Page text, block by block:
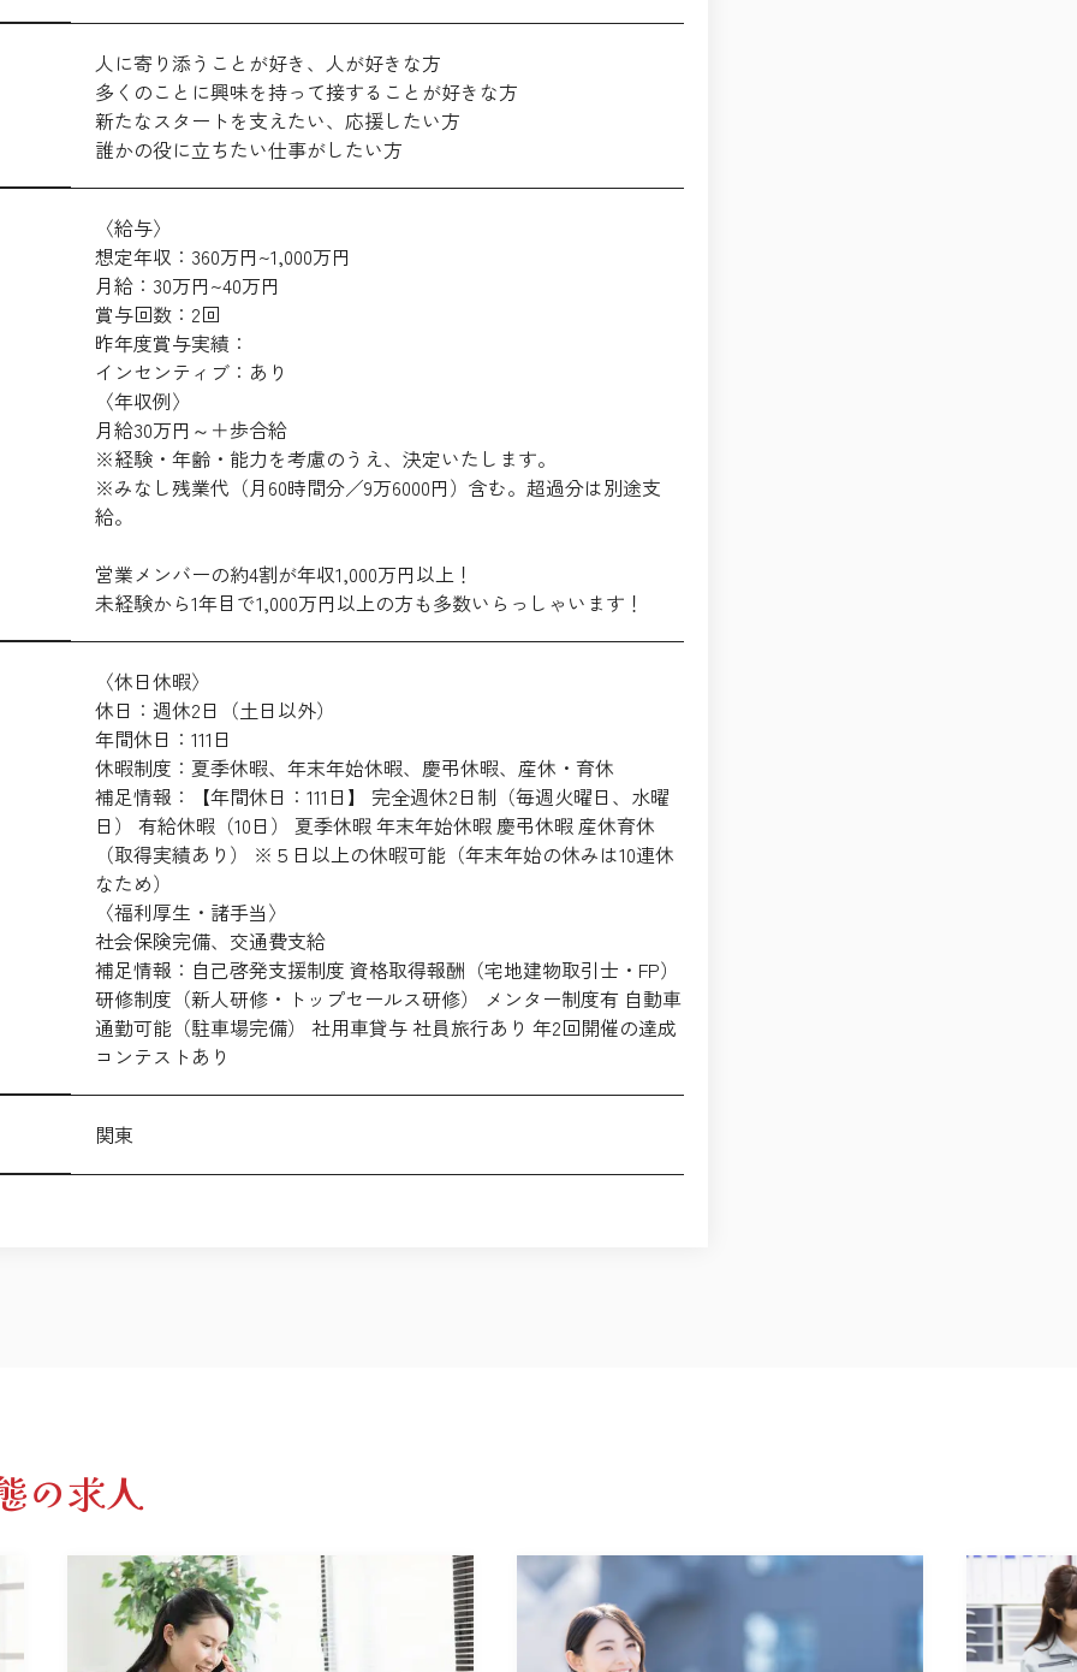
人に寄り添うことが好き、人が好きな方
多くのことに興味を持って接することが好きな方
新たなスタートを支えたい、応援したい方
誰かの役に立ちたい仕事がしたい方
〈給与〉
想定年収：360万円~1,000万円
月給：30万円~40万円
賞与回数：2回
昨年度賞与実績：
インセンティブ：あり
〈年収例〉
月給30万円～＋歩合給
※経験・年齢・能力を考慮のうえ、決定いたします。
※みなし残業代（月60時間分／9万6000円）含む。超過分は別途支
給。
営業メンバーの約4割が年収1,000万円以上！
未経験から1年目で1,000万円以上の方も多数いらっしゃいます！
〈休日休暇〉
休日：週休2日（土日以外）
年間休日：111日
休暇制度：夏季休暇、年末年始休暇、慶弔休暇、産休・育休
補足情報：【年間休日：111日】 完全週休2日制（毎週火曜日、水曜
日） 有給休暇（10日） 夏季休暇 年末年始休暇 慶弔休暇 産休育休
（取得実績あり） ※５日以上の休暇可能（年末年始の休みは10連休
なため）
〈福利厚生・諸手当〉
社会保険完備、交通費支給
補足情報：自己啓発支援制度 資格取得報酬（宅地建物取引士・FP）
研修制度（新人研修・トップセールス研修） メンター制度有 自動車
通勤可能（駐車場完備） 社用車貸与 社員旅行あり 年2回開催の達成
コンテストあり
関東
の求人